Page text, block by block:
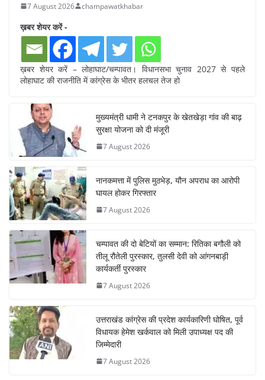
7 August 2026 champawatkhabar
ख़बर शेयर करें -
ख़बर शेयर करें – लोहाघाट/चम्पावत। विधानसभा चुनाव 2027 से पहले
लोहाघाट की राजनीति में कांग्रेस के भीतर हलचल तेज हो
मुख्यमंत्री धामी ने टनकपुर के खेतखेड़ा गांव की बाढ़
सुरक्षा योजना को दी मंजूरी
7 August 2026
नानकमत्ता में पुलिस मुठभेड़, यौन अपराध का आरोपी
घायल होकर गिरफ्तार
7 August 2026
चम्पावत की दो बेटियों का सम्मान: रितिका बगौली को
तीलू रौतेली पुरस्कार, तुलसी देवी को आंगनबाड़ी
कार्यकर्ती पुरस्कार
7 August 2026
उत्तराखंड कांग्रेस की प्रदेश कार्यकारिणी घोषित, पूर्व
विधायक हेमेश खर्कवाल को मिली उपाध्यक्ष पद की
जिम्मेदारी
7 August 2026